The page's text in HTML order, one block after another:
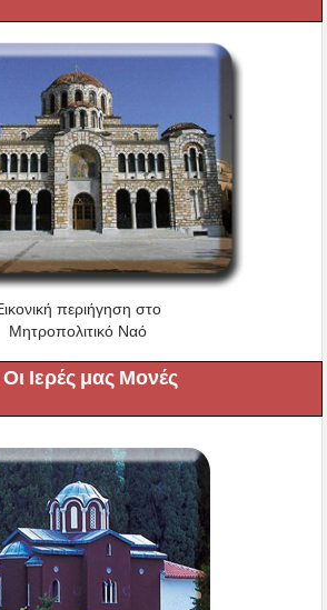
περιήγηση στο
Μητροπολιτικό Ναό
Οι Ιερές μας Μονές